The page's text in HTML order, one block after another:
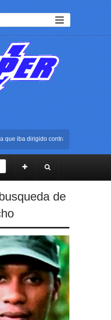
iba dirigido contra Cali durante la
la posesión presidencial de Abelardo
agresor escapara tras atacar
iba dirigido contra Cali durante la
de